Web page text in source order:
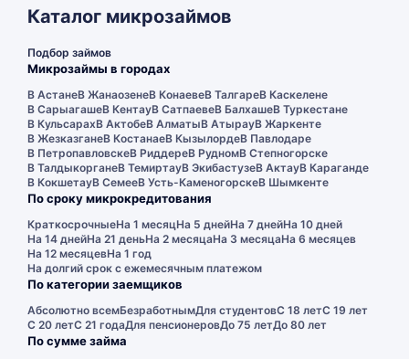
Каталог микрозаймов
Подбор займов
Микрозаймы в городах
В АстанеВ ЖанаозенеВ КонаевеВ ТалгареВ Каскелене
В СарыагашеВ КентауВ СатпаевеВ БалхашеВ Туркестане
В КульсарахВ АктобеВ АлматыВ АтырауВ Жаркенте
В ЖезказганеВ КостанаеВ КызылордеВ Павлодаре
В ПетропавловскеВ РиддереВ РудномВ Степногорске
В ТалдыкорганеВ ТемиртауВ ЭкибастузеВ АктауВ Караганде
В КокшетауВ СемееВ Усть-КаменогорскеВ Шымкенте
По сроку микрокредитования
КраткосрочныеНа 1 месяцНа 5 днейНа 7 днейНа 10 дней
На 14 днейНа 21 деньНа 2 месяцаНа 3 месяцаНа 6 месяцев
На 12 месяцевНа 1 год
На долгий срок с ежемесячным платежом
По категории заемщиков
Абсолютно всемБезработнымДля студентовС 18 летС 19 лет
С 20 летС 21 годаДля пенсионеровДо 75 летДо 80 лет
По сумме займа